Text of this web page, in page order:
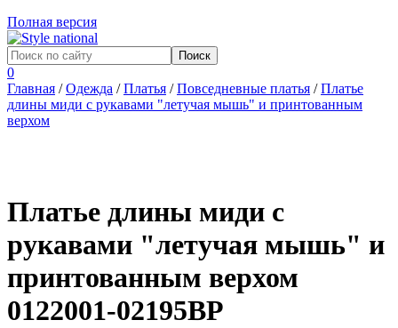
Полная версия
0
Главная /Одежда /Платья /Повседневные платья /Платье
длины миди с рукавами "летучая мышь" и принтованным
верхом
Платье длины миди с
рукавами "летучая мышь" и
принтованным верхом
0122001-02195BP